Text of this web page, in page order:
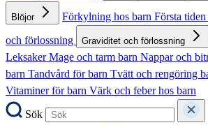
Blöjor Förkylning hos barn Första
och förlossning
Graviditet och förlossning
LeksakerMage och tarm barn Nappar och
barn Tandvård för barn Tvätt och rengöring
Vitaminer för barn Värk och feber hos barn
Sök